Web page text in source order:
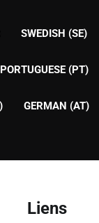
SWEDISH (SE)
PORTUGUESE (PT)
GERMAN (AT)
Liens